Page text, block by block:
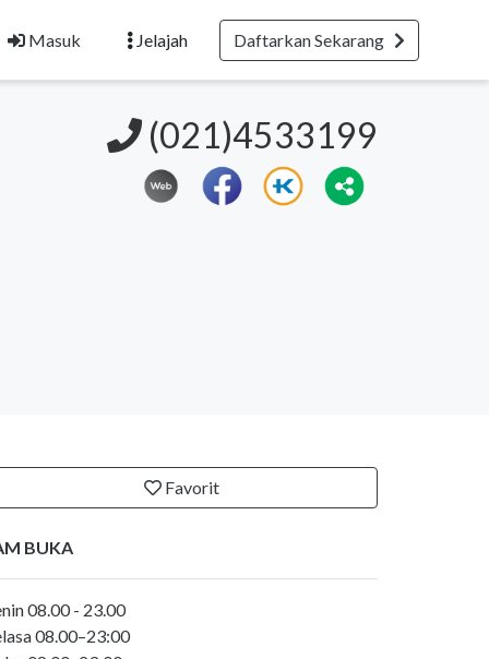
Masuk
Jelajah Daftarkan Sekarang
(021)4533199
Favorit
BUKA
08.00 - 23.00
08.00–23:00